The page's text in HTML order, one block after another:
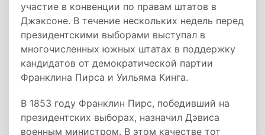
участие в конвенции по правам штатов в
Джэксоне. В течение нескольких недель перед
президентскими выборами выступал в
многочисленных южных штатах в поддержку
кандидатов от демократической партии
Франклина Пирса и Уильяма Кинга.
В 1853 году Франклин Пирс, победивший на
президентских выборах, назначил Дэвиса
военным министром. В этом качестве тот